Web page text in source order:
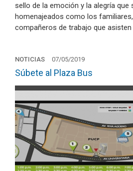
sello de la emoción y la alegría que
homenajeados como los
compañeros de trabajo que asisten
NOTICIAS 07/05/2019
Súbete al Plaza Bus